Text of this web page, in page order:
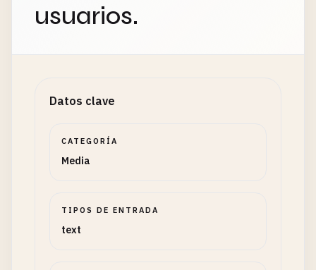
usuarios.
Datos clave
CATEGORÍA
Media
TIPOS DE ENTRADA
text